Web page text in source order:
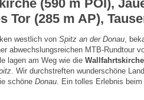
(590 m POI),
Tor (285 m AP),
westlich von Spitz an der Donau ,
abwechslungsreichen MTB-Rundtour
lagen am Weg wie die
. Wir durchstreften wunderschöne
schöne Donau . Ein tolles Erlebnis